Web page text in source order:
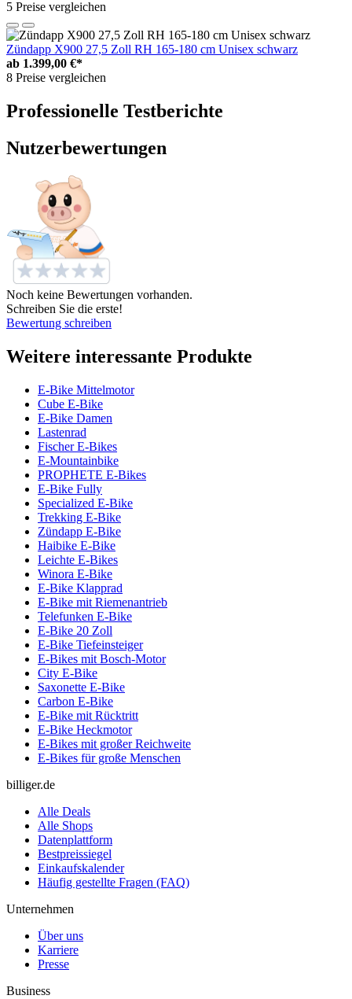
5 Preise vergleichen
Zündapp X900 27,5 Zoll RH 165-180 cm Unisex schwarz
ab 1.399,00 €*
8 Preise vergleichen
Professionelle Testberichte
Nutzerbewertungen
Noch keine Bewertungen vorhanden.
Schreiben Sie die erste!
Bewertung schreiben
Weitere interessante Produkte
E-Bike Mittelmotor
Cube E-Bike
E-Bike Damen
Lastenrad
Fischer E-Bikes
E-Mountainbike
PROPHETE E-Bikes
E-Bike Fully
Specialized E-Bike
Trekking E-Bike
Zündapp E-Bike
Haibike E-Bike
Leichte E-Bikes
Winora E-Bike
E-Bike Klapprad
E-Bike mit Riemenantrieb
Telefunken E-Bike
E-Bike 20 Zoll
E-Bike Tiefeinsteiger
E-Bikes mit Bosch-Motor
City E-Bike
Saxonette E-Bike
Carbon E-Bike
E-Bike mit Rücktritt
E-Bike Heckmotor
E-Bikes mit großer Reichweite
E-Bikes für große Menschen
billiger.de
Alle Deals
Alle Shops
Datenplattform
Bestpreissiegel
Einkaufskalender
Häufig gestellte Fragen (FAQ)
Unternehmen
Über uns
Karriere
Presse
Business